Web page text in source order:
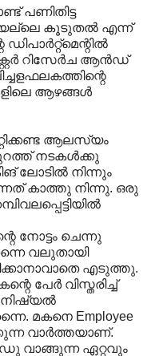
പണിതിട്ട
കൂടുതൽ എന്ന്
റിസേർച ആൻഡ്
ആഴങ്ങൾ
ആലസ്യം
നടകൾക്കു
ലോടിൽ നിന്നും
കാത്തു നിന്നു. ഒരു
നോട്ടം ചെന്നു
വലുതായി
എടുത്തു.
പേർ വിസ്തരിച്ച്
മകനെ Employee
വാർത്തയാണ്.
വാങ്ങുന്ന ഏറ്റവും